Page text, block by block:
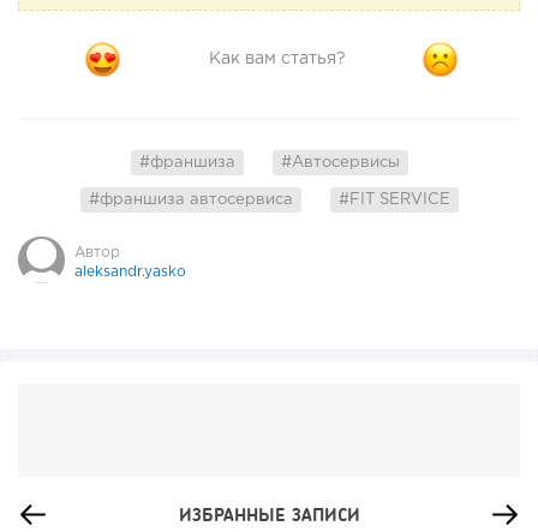
Как вам статья?
#франшиза #Автосервисы
#франшиза автосервиса #FIT SERVICE
Автор
aleksandr.yasko
ИЗБРАННЫЕ ЗАПИСИ